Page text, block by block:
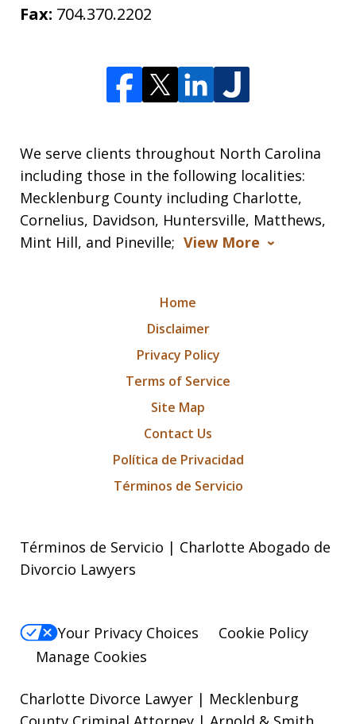
Fax: 704.370.2202
We serve clients throughout North Carolina
including those in the following localities:
Mecklenburg County including Charlotte,
Cornelius, Davidson, Huntersville, Matthews,
Mint Hill, and Pineville; View More
Home
Disclaimer
Privacy Policy
Terms of Service
Site Map
Contact Us
Política de Privacidad
Términos de Servicio
Términos de Servicio | Charlotte Abogado de
Divorcio Lawyers
Your Privacy Choices
Cookie Policy
Manage Cookies
Charlotte Divorce Lawyer | Mecklenburg